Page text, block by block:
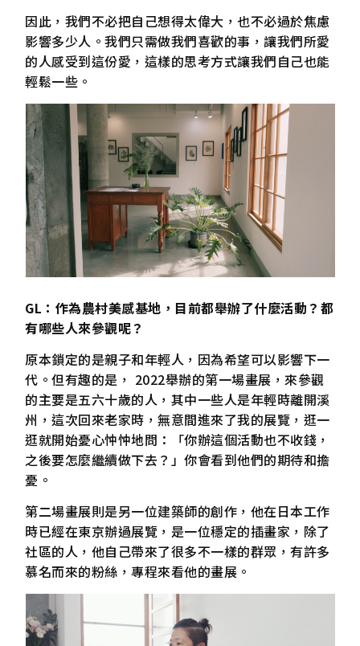
因此，我們不必把自己想得太偉大，也不必過於焦慮
影響多少人。我們只需做我們喜歡的事，讓我們所愛
的人感受到這份愛，這樣的思考方式讓我們自己也能
輕鬆一些。
GL：作為農村美感基地，目前都舉辦了什麼活動？都
有哪些人來參觀呢？
原本鎖定的是親子和年輕人，因為希望可以影響下一
代。但有趣的是， 2022舉辦的第一場畫展，來參觀
的主要是五六十歲的人，其中一些人是年輕時離開溪
州，這次回來老家時，無意間進來了我的展覽，逛一
逛就開始憂心忡忡地問：「你辦這個活動也不收錢，
之後要怎麼繼續做下去？」你會看到他們的期待和擔
憂。
第二場畫展則是另一位建築師的創作，他在日本工作
時已經在東京辦過展覽，是一位穩定的插畫家，除了
社區的人，他自己帶來了很多不一樣的群眾，有許多
慕名而來的粉絲，專程來看他的畫展。